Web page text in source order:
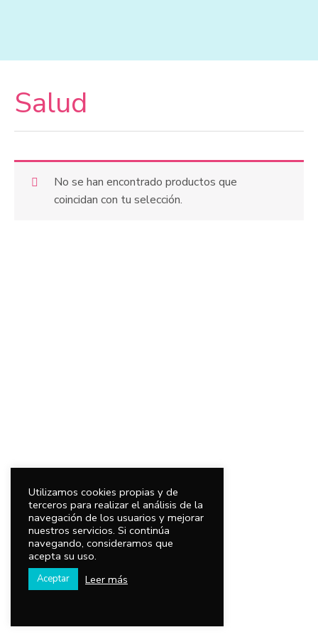
Salud
No se han encontrado productos que
coincidan con tu selección.
Utilizamos cookies propias y de
terceros para realizar el análisis de la
navegación de los usuarios y mejorar
nuestros servicios. Si continúa
navegando, consideramos que
acepta su uso.
Aceptar Leer más